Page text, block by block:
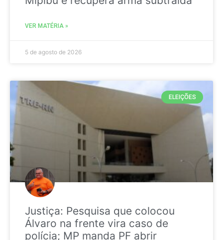
VER MATÉRIA »
5 de agosto de 2026
ELEIÇÕES
Justiça: Pesquisa que colocou
Álvaro na frente vira caso de
polícia; MP manda PF abrir